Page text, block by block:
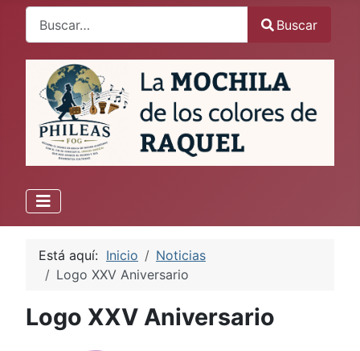
Buscar
Está aquí: Inicio
Noticias
Logo XXV Aniversario
Logo XXV Aniversario